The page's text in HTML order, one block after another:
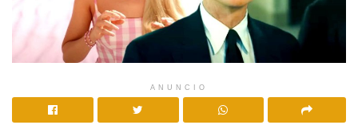
ANUNCIO